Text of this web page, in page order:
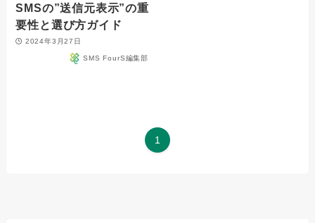
SMSの”送信元表示”の重
要性と選び方ガイド
2024年3月27日
SMS FourS編集部
1